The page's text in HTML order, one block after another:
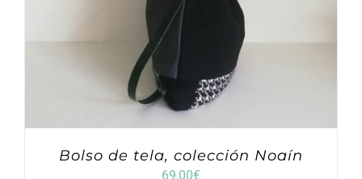
Bolso de tela, colección Noaín
69,00€